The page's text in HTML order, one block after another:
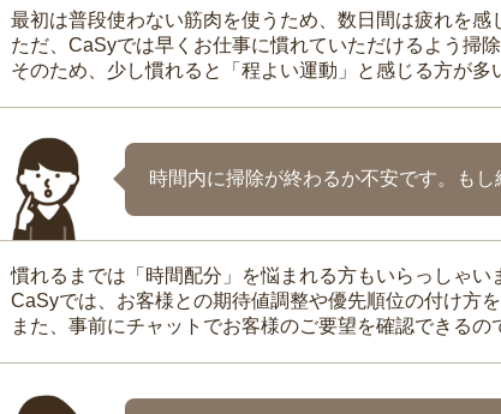
最初は普段使わない筋肉を使うため、数日間は疲れを感
ただ、CaSyでは早くお仕事に慣れていただけるよう掃
そのため、少し慣れると「程よい運動」と感じる方が
時間内に掃除が終わるか不安です。も
慣れるまでは「時間配分」を悩まれる方もいらっしゃい
CaSyでは、お客様との期待値調整や優先順位の付け方
また、事前にチャットでお客様のご要望を確認できるの